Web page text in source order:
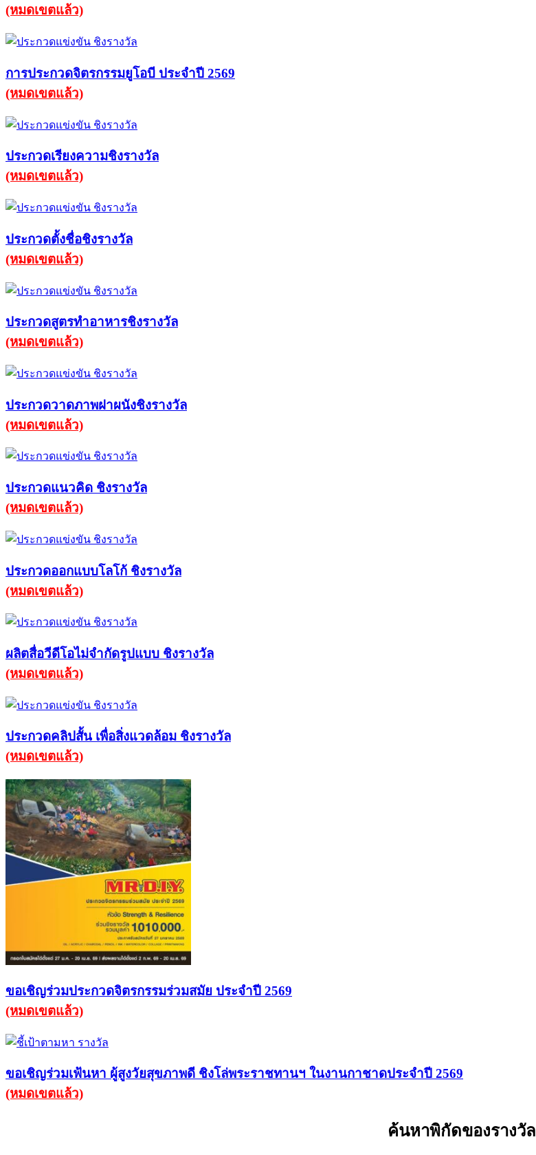
(หมดเขตแล้ว)
การประกวดจิตรกรรมยูโอบี ประจำปี 2569
(หมดเขตแล้ว)
ประกวดเรียงความชิงรางวัล
(หมดเขตแล้ว)
ประกวดตั้งชื่อชิงรางวัล
(หมดเขตแล้ว)
ประกวดสูตรทำอาหารชิงรางวัล
(หมดเขตแล้ว)
ประกวดวาดภาพฝาผนังชิงรางวัล
(หมดเขตแล้ว)
ประกวดแนวคิด ชิงรางวัล
(หมดเขตแล้ว)
ประกวดออกแบบโลโก้ ชิงรางวัล
(หมดเขตแล้ว)
ผลิตสื่อวีดีโอไม่จำกัดรูปแบบ ชิงรางวัล
(หมดเขตแล้ว)
ประกวดคลิปสั้น เพื่อสิ่งแวดล้อม ชิงรางวัล
(หมดเขตแล้ว)
ขอเชิญร่วมประกวดจิตรกรรมร่วมสมัย ประจำปี 2569
(หมดเขตแล้ว)
ขอเชิญร่วมเฟ้นหา ผู้สูงวัยสุขภาพดี ชิงโล่พระราชทานฯ ในงานกาชาดประจำปี 2569
(หมดเขตแล้ว)
ค้นหาพิกัดของรางวัล